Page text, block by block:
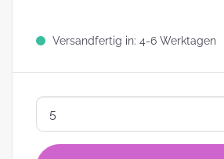
Versandfertig in: 4-6 Werktagen